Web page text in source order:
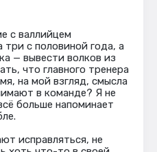
с валлийцем
с половиной года, а
— вывести волков из
что главного тренера
на мой взгляд, смысла
в команде? Я не
больше напоминает
исправляться, не